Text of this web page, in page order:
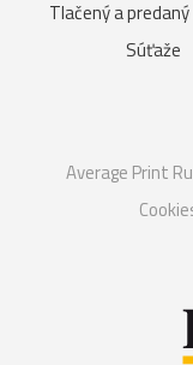
Tlačený a
Súťaže
Average Print